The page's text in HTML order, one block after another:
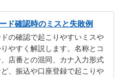
ド確認時のミスと失敗例
の確認で起こりやすいミスや
やすく解説します。名称とコ
店番との混同、カナ入力形式
、振込や口座登録で起こりや